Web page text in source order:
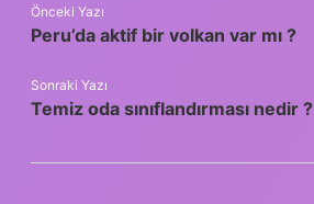
Önceki Yazı
Peru’da aktif bir volkan var mı ?
Sonraki Yazı
Temiz oda sınıflandırması nedir ?